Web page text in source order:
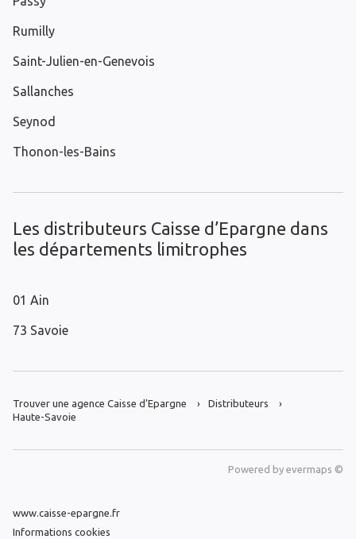
Rumilly
Saint-Julien-en-Genevois
Sallanches
Seynod
Thonon-les-Bains
Les distributeurs Caisse d’Epargne dans
les départements limitrophes
01 Ain
73 Savoie
Trouver une agence Caisse d’Epargne
Distributeurs
Haute-Savoie
Powered by evermaps ©
www.caisse-epargne.fr
Informations cookies